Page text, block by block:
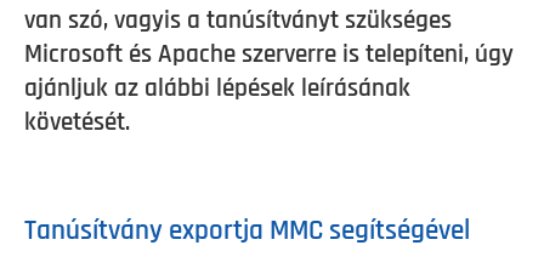
van szó, vagyis a tanúsítványt szükséges
Microsoft és Apache szerverre is telepíteni, úgy
ajánljuk az alábbi lépések leírásának
követését.
Tanúsítvány exportja MMC segítségével